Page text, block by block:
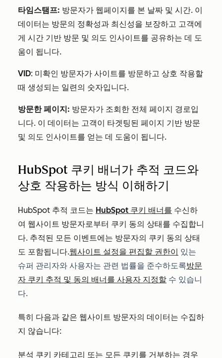
타임스탬프: 방문자가 웹페이지를 본 날짜 및 시간. 이
데이터는 방문의 정확성과 최신성을 보장하고 고객에
게 시간 기반 방문 및 의도 인사이트를 공유하는 데 도
움이 됩니다.
VID: 미확인 방문자가 사이트를 방문하고 상호 작용할
때 생성되는 일련의 숫자입니다.
방문한 페이지: 방문자가 조회한 전체 페이지 경로입
니다. 이 데이터는 고객이 타겟팅된 페이지 기반 방문
및 의도 인사이트를 얻는 데 도움이 됩니다.
HubSpot 쿠키 배너가 추적 코드와
상호 작용하는 방식 이해하기
HubSpot 추적 코드는 HubSpot 쿠키 배너를 수신하
여 웹사이트 방문자로부터 쿠키 동의 상태를 수집합니
다. 추적된 모든 이벤트에는 방문자의 쿠키 동의 상태
도 포함됩니다.웹사이트 설정을 편집할 권한이 있는
슈퍼 관리자와 사용자는 관련 법률을 준수하도록방문
자 쿠키 추적 및 동의 배너를 사용자 지정할 수 있습니
다.
특히 다음과 같은 웹사이트 방문자의 데이터는 수집하
지 않습니다:
분석 쿠키 카테고리 또는 모든 쿠키를 거부하는 경우